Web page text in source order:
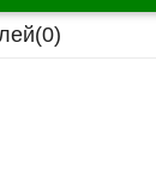
0)